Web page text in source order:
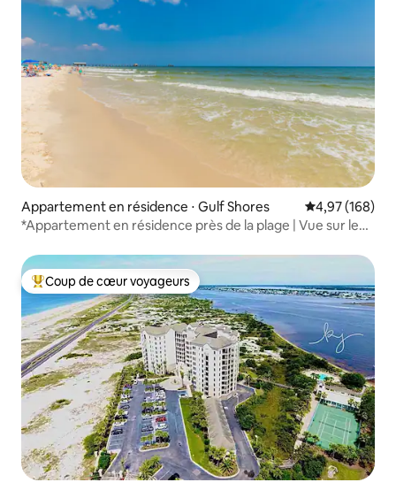
Appartement en résidence ⋅ Gulf Shores Évaluation
4,97 (168)
*Appartement en résidence près de la plage | Vue sur le
Coups de cœur voyageurs les plus appréciés
Coup de cœur voyageurs